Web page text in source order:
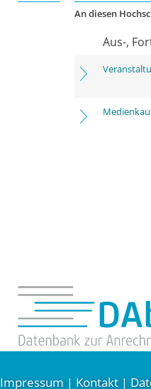
An diesen
Aus-,
Impressum | Kontakt |